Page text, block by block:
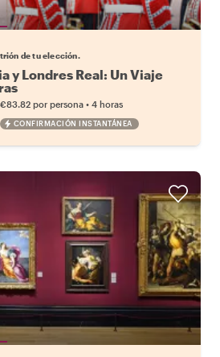
favorito
de tu elección.
y Londres Real: Un Viaje
€83.82 por persona • 4 horas
CONFIRMACIÓN INSTANTÁNEA
favorito